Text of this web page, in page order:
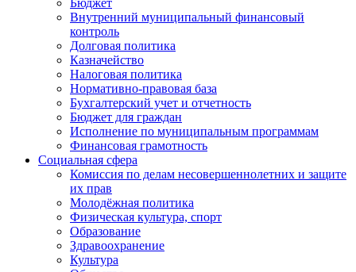
Бюджет
Внутренний муниципальный финансовый
контроль
Долговая политика
Казначейство
Налоговая политика
Нормативно-правовая база
Бухгалтерский учет и отчетность
Бюджет для граждан
Исполнение по муниципальным программам
Финансовая грамотность
Социальная сфера
Комиссия по делам несовершеннолетних и защите
их прав
Молодёжная политика
Физическая культура, спорт
Образование
Здравоохранение
Культура